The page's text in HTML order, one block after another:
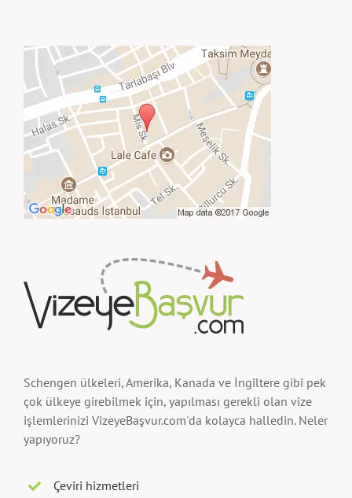
Schengen ülkeleri, Amerika, Kanada ve İngiltere gibi pek
çok ülkeye girebilmek için, yapılması gerekli olan vize
işlemlerinizi VizeyeBaşvur.com'da kolayca halledin. Neler
yapıyoruz?
Çeviri hizmetleri